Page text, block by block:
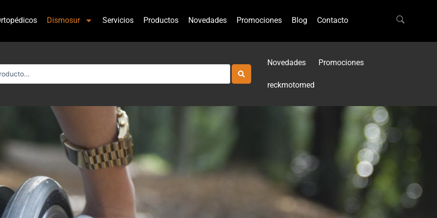
Dismosur Servicios Productos Novedades Promociones Blog Contacto
Novedades Promociones
reckmotomed